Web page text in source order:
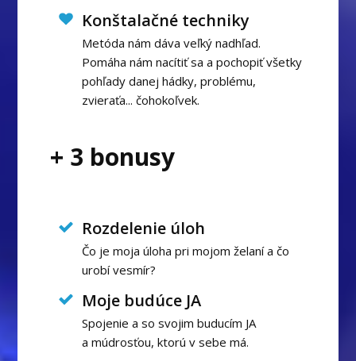
Konštalačné techniky
Metóda nám dáva veľký nadhľad.
Pomáha nám nacítiť sa a pochopiť všetky
pohľady danej hádky, problému,
zvieraťa... čohokoľvek.
+ 3 bonusy
Rozdelenie úloh
Čo je moja úloha pri mojom želaní a čo
urobí vesmír?
Moje budúce JA
Spojenie a so svojim buducím JA
a múdrosťou, ktorú v sebe má.